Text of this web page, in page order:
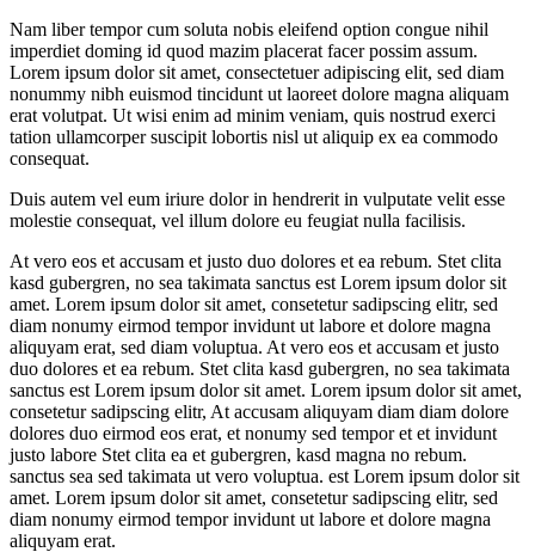
Nam liber tempor cum soluta nobis eleifend option congue nihil
imperdiet doming id quod mazim placerat facer possim assum.
Lorem ipsum dolor sit amet, consectetuer adipiscing elit, sed diam
nonummy nibh euismod tincidunt ut laoreet dolore magna aliquam
erat volutpat. Ut wisi enim ad minim veniam, quis nostrud exerci
tation ullamcorper suscipit lobortis nisl ut aliquip ex ea commodo
consequat.
Duis autem vel eum iriure dolor in hendrerit in vulputate velit esse
molestie consequat, vel illum dolore eu feugiat nulla facilisis.
At vero eos et accusam et justo duo dolores et ea rebum. Stet clita
kasd gubergren, no sea takimata sanctus est Lorem ipsum dolor sit
amet. Lorem ipsum dolor sit amet, consetetur sadipscing elitr, sed
diam nonumy eirmod tempor invidunt ut labore et dolore magna
aliquyam erat, sed diam voluptua. At vero eos et accusam et justo
duo dolores et ea rebum. Stet clita kasd gubergren, no sea takimata
sanctus est Lorem ipsum dolor sit amet. Lorem ipsum dolor sit amet,
consetetur sadipscing elitr, At accusam aliquyam diam diam dolore
dolores duo eirmod eos erat, et nonumy sed tempor et et invidunt
justo labore Stet clita ea et gubergren, kasd magna no rebum.
sanctus sea sed takimata ut vero voluptua. est Lorem ipsum dolor sit
amet. Lorem ipsum dolor sit amet, consetetur sadipscing elitr, sed
diam nonumy eirmod tempor invidunt ut labore et dolore magna
aliquyam erat.